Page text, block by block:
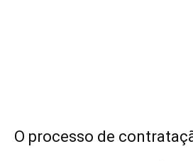
O processo de